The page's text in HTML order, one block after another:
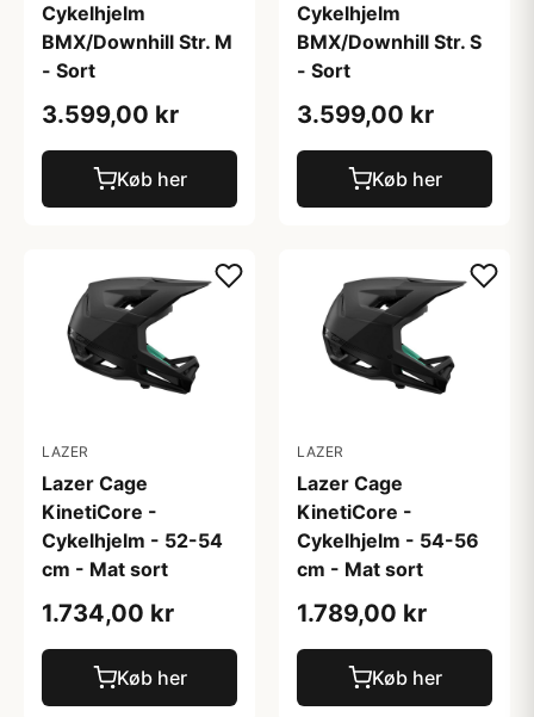
Cykelhjelm
BMX/Downhill Str. M
- Sort
3.599,00 kr
Køb her
Cykelhjelm
BMX/Downhill Str. S
- Sort
3.599,00 kr
Køb her
LAZER
Lazer Cage
KinetiCore -
Cykelhjelm - 52-54
cm - Mat sort
1.734,00 kr
Køb her
LAZER
Lazer Cage
KinetiCore -
Cykelhjelm - 54-56
cm - Mat sort
1.789,00 kr
Køb her